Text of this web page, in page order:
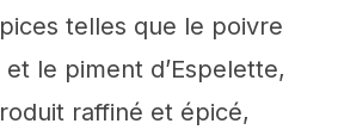
telles que le poivre
le piment d’Espelette,
raffiné et épicé,